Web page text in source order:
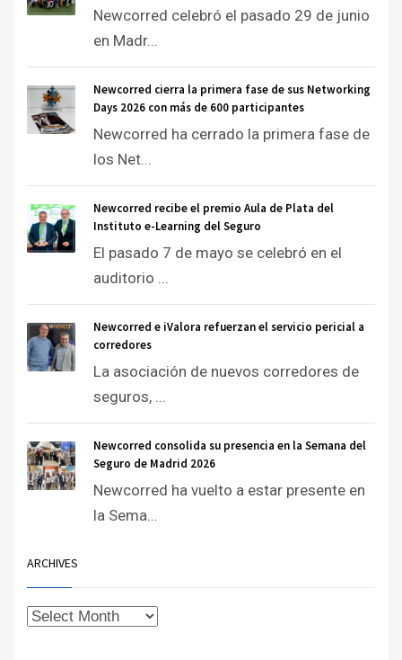
Newcorred celebró el pasado 29 de junio
en Madr...
Newcorred cierra la primera fase de sus Networking
Days 2026 con más de 600 participantes
Newcorred ha cerrado la primera fase de
los Net...
Newcorred recibe el premio Aula de Plata del
Instituto e-Learning del Seguro
El pasado 7 de mayo se celebró en el
auditorio ...
Newcorred e iValora refuerzan el servicio pericial a
corredores
La asociación de nuevos corredores de
seguros, ...
Newcorred consolida su presencia en la Semana del
Seguro de Madrid 2026
Newcorred ha vuelto a estar presente en
la Sema...
ARCHIVES